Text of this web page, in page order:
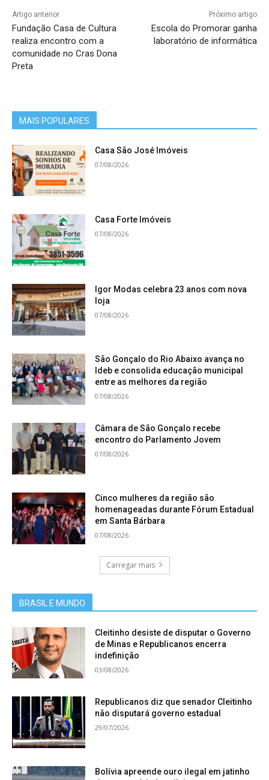
Artigo anterior
Fundação Casa de Cultura
realiza encontro com a
comunidade no Cras Dona
Preta
Próximo artigo
Escola do Promorar ganha
laboratório de informática
MAIS POPULARES
Casa São José Imóveis
07/08/2026
Casa Forte Imóveis
07/08/2026
Igor Modas celebra 23 anos com nova
loja
07/08/2026
São Gonçalo do Rio Abaixo avança no
Ideb e consolida educação municipal
entre as melhores da região
07/08/2026
Câmara de São Gonçalo recebe
encontro do Parlamento Jovem
07/08/2026
Cinco mulheres da região são
homenageadas durante Fórum Estadual
em Santa Bárbara
07/08/2026
Carregar mais
BRASIL E MUNDO
Cleitinho desiste de disputar o Governo
de Minas e Republicanos encerra
indefinição
03/08/2026
Republicanos diz que senador Cleitinho
não disputará governo estadual
29/07/2026
Bolívia apreende ouro ilegal em jatinho